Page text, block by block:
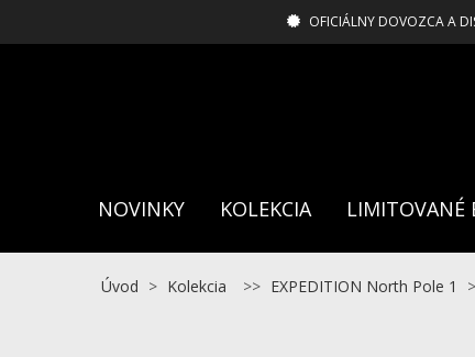
OFICIÁLNY DOVOZCA A
NOVINKY KOLEKCIA LIMITOVANÉ
Úvod > Kolekcia >> EXPEDITION North Pole 1